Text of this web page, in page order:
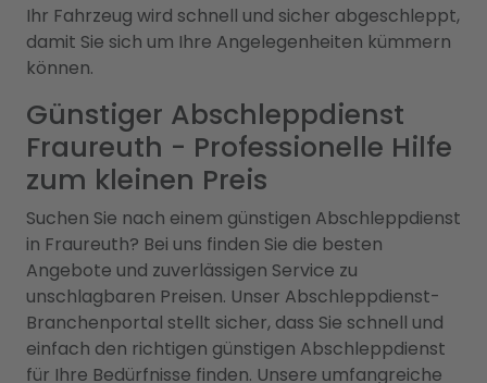
Ihr Fahrzeug wird schnell und sicher abgeschleppt,
damit Sie sich um Ihre Angelegenheiten kümmern
können.
Günstiger Abschleppdienst
Fraureuth - Professionelle Hilfe
zum kleinen Preis
Suchen Sie nach einem günstigen Abschleppdienst
in Fraureuth? Bei uns finden Sie die besten
Angebote und zuverlässigen Service zu
unschlagbaren Preisen. Unser Abschleppdienst-
Branchenportal stellt sicher, dass Sie schnell und
einfach den richtigen günstigen Abschleppdienst
für Ihre Bedürfnisse finden. Unsere umfangreiche